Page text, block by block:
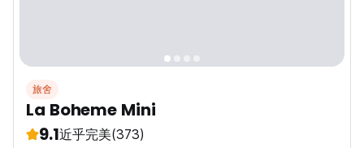
旅舍
La Boheme Mini
9.1近乎完美(373)